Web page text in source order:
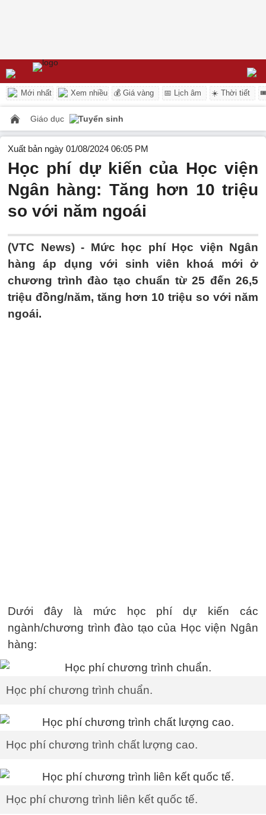
Mới nhất Xem nhiều 💰 Giá vàng 📅 Lịch âm ☀️ Thời tiết
Giáo dục Tuyển sinh
Xuất bản ngày 01/08/2024 06:05 PM
Học phí dự kiến của Học viện
Ngân hàng: Tăng hơn 10 triệu
so với năm ngoái
(VTC News) - Mức học phí Học viện Ngân
hàng áp dụng với sinh viên khoá mới ở
chương trình đào tạo chuẩn từ 25 đến 26,5
triệu đồng/năm, tăng hơn 10 triệu so với năm
ngoái.
Dưới đây là mức học phí dự kiến các
ngành/chương trình đào tạo của Học viện Ngân
hàng:
Học phí chương trình chuẩn.
Học phí chương trình chất lượng cao.
Học phí chương trình liên kết quốc tế.